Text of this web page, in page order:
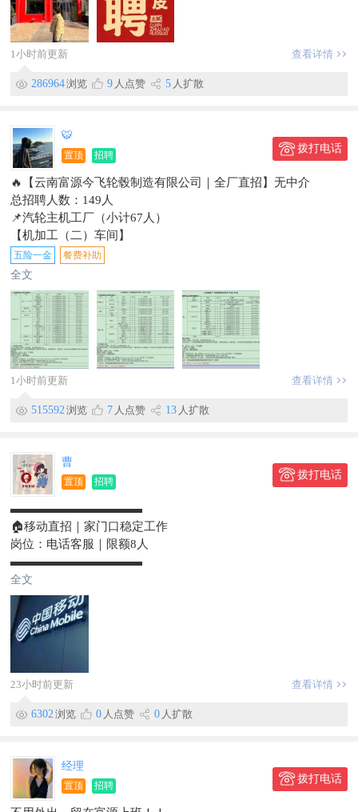
1小时前更新 查看详情
286964浏览 9 人点赞 5 人扩散
🐯
置顶 招聘
拨打电话
🔥【云南富源今飞轮毂制造有限公司｜全厂直招】无中介
总招聘人数：149人
📌汽轮主机工厂（小计67人）
【机加工（二）车间】
•数控车工：5500-7800元/月｜招12人｜18-40岁
•工装维护工：3600-4000元/月｜招1人｜30-50岁
•动平衡检测工：4300-5800元/月｜招4人｜18-48岁
•气密性工：4200-6000元/月｜招4人｜18-50岁
•去毛刺工：4500-6200元/月｜招3人｜18-48岁
•数控车工（返工）：4200-5800元/月｜招1人｜18-50岁
【精车工段】
•数控车工：5500-7000元/月｜招3人｜18-40岁
•转线工：4625-5500元/月｜招1人｜20-45岁
•铸造工：7500-9000元/月｜招9人｜20-45岁
•熔化工：4500-5000元/月｜招2人｜20-45岁
•下线工：5000-6500元/月｜招4人｜20-45岁
•上线工：5000-6500元/月｜招2人｜20-45岁
•除尘工：5000-6500元/月｜招1人｜20-45岁
•辅助工：5000-6500元/月｜招2人｜20-45岁
•半成品检验员：5000-6500元/月｜招3人｜20-45岁
•喷漆工：5000-6500元/月｜招1人｜20-45岁
•修补工：5000-6500元/月｜招1人｜20-45岁
•转线工：5000-6500元/月｜招3人｜20-45岁
【品技科】
•涂装外观检验员：5000-5500元/月｜招2人｜20-45岁
【综合工段】
•辅助工：3800-5000元/月｜招1人｜20-45岁
📌汽轮售后工厂（小计5人）
【铸造车间】
五险一金 餐费补助
全文
1小时前更新 查看详情
515592 浏览 7 人点赞 13 人扩散
曹
置顶 招聘
拨打电话
▬▬▬▬▬▬▬▬▬▬▬
🏠移动直招｜家门口稳定工作
岗位：电话客服｜限额8人
▬▬▬▬▬▬▬▬▬▬▬
💴薪资｜底薪+提成+绩效
综合4000-6500，收入上不封顶
👥要求｜18-45周岁
零基础可学，**、转行优先
⌛作息｜09:00-12:0013:30-18:00
🎊福利｜话费补贴｜定期团建｜入职培训
▬▬▬▬▬▬▬▬▬▬▬
全文
23小时前更新 查看详情
6302 浏览 0 人点赞 0 人扩散
经理
置顶 招聘
拨打电话